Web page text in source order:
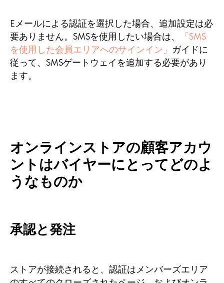
Eメールによる認証を選択した場合、追加設定は必
要ありません。SMSを使用したい場合は、
「SMS
を使用した会員エリアへのサインイン」 ガイドに
従って、SMSゲートウェイを追加する必要があり
ます。
オンラインストアの顧客アカウ
ントはバイヤーにとってどのよ
うなものか
承認と発注
ストアが接続されると、認証はメンバーズエリア